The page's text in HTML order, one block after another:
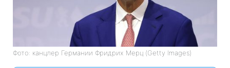
Фото: канцлер Германии Фридрих Мерц (Getty Images)